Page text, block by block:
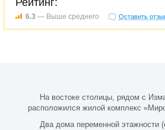
Рейтинг:
6.3 — Выше среднего Оставить
На востоке столицы, рядом с
расположился жилой комплекс
Два дома переменной этажности